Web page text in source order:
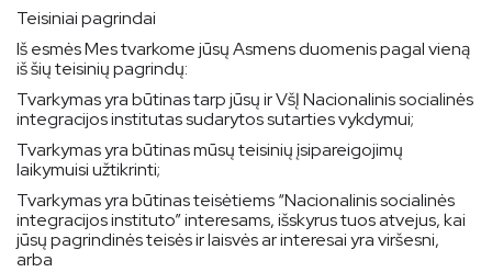
Teisiniai pagrindai
Iš esmės Mes tvarkome jūsų Asmens duomenis pagal vieną
iš šių teisinių pagrindų:
Tvarkymas yra būtinas tarp jūsų ir VšĮ Nacionalinis socialinės
integracijos institutas sudarytos sutarties vykdymui;
Tvarkymas yra būtinas mūsų teisinių įsipareigojimų
laikymuisi užtikrinti;
Tvarkymas yra būtinas teisėtiems “Nacionalinis socialinės
integracijos instituto” interesams, išskyrus tuos atvejus, kai
jūsų pagrindinės teisės ir laisvės ar interesai yra viršesni,
arba